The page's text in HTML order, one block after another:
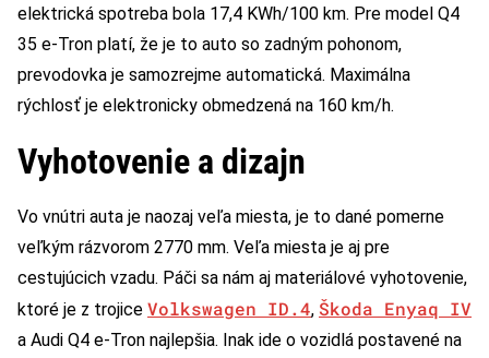
elektrická spotreba bola 17,4 KWh/100 km. Pre model Q4
35 e-Tron platí, že je to auto so zadným pohonom,
prevodovka je samozrejme automatická. Maximálna
rýchlosť je elektronicky obmedzená na 160 km/h.
Vyhotovenie a dizajn
Vo vnútri auta je naozaj veľa miesta, je to dané pomerne
veľkým rázvorom 2770 mm. Veľa miesta je aj pre
cestujúcich vzadu. Páči sa nám aj materiálové vyhotovenie,
ktoré je z trojice Volkswagen ID.4, Škoda Enyaq IV
a Audi Q4 e-Tron najlepšia. Inak ide o vozidlá postavené na